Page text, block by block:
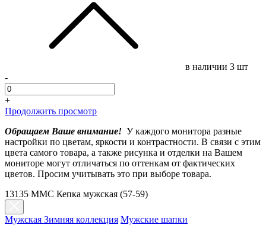
в наличии 3 шт
-
+
Продолжить просмотр
Обращаем Ваше внимание! У каждого монитора разные
настройки по цветам, яркости и контрастности. В связи с этим
цвета самого товара, а также рисунка и отделки на Вашем
мониторе могут отличаться по оттенкам от фактических
цветов. Просим учитывать это при выборе товара.
13135 MMC Кепка мужская (57-59)
Мужская Зимняя коллекция Мужские шапки